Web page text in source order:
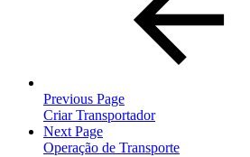
Previous Page
Criar Transportador
Next Page
Operação de Transporte